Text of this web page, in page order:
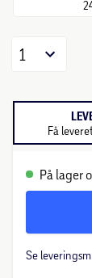
1
Få
På lager
Se